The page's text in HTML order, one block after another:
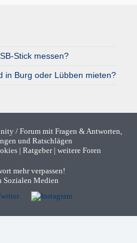
Stick messen?
in Burg oder Lübben mieten?
/ Forum mit Fragen & Antworten,
und Ratschlägen
| Ratgeber| weitere Foren
mehr verpassen!
Sozialen Medien